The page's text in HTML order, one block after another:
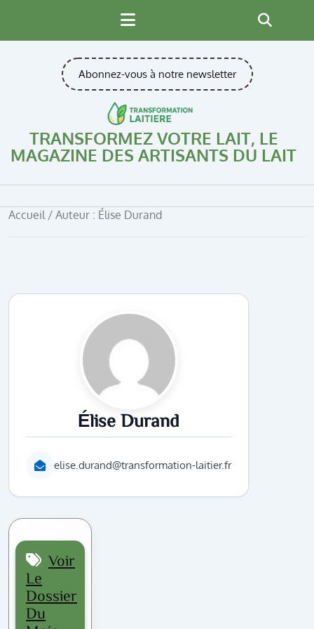
content
Abonnez-vous à notre newsletter
TRANSFORMEZ VOTRE LAIT, LE
MAGAZINE DES ARTISANTS DU LAIT
Accueil / Auteur : Élise Durand
Élise Durand
elise.durand@transformation-laitier.fr
Voir
Le
Dossier
Du